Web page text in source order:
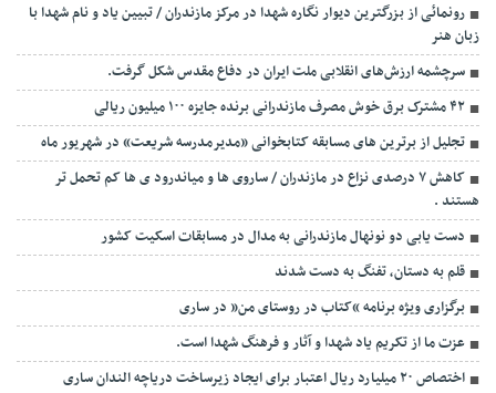
رونمائی از بزرگترین دیوار نگاره شهدا در مرکز مازندران / تبیین یاد و نام شهدا با
زبان هنر
سرچشمه ارزش‌های انقلابی ملت ایران در دفاع مقدس شکل گرفت.
۴۲ مشترک برق خوش مصرف مازندرانی برنده جایزه ۱۰۰ میلیون ریالی
تجلیل از برترین های مسابقه کتابخوانی «مدیرمدرسه شریعت» در شهریور ماه
کاهش ۷ درصدی نزاع در مازندران / ساروی ها و میاندرود ی ها کم تحمل تر
هستند‌ .
دست یابی دو نونهال مازندرانی به مدال در مسابقات اسکیت کشور
قلم به دستان، تفنگ به دست شدند
برگزاری ویژه برنامه “کتاب در روستای من” در ساری
عزت ما از تکریم یاد شهدا و آثار و فرهنگ شهدا است.
اختصاص ۲۰ میلیارد ریال اعتبار برای ایجاد زیرساخت دریاچه الندان ساری